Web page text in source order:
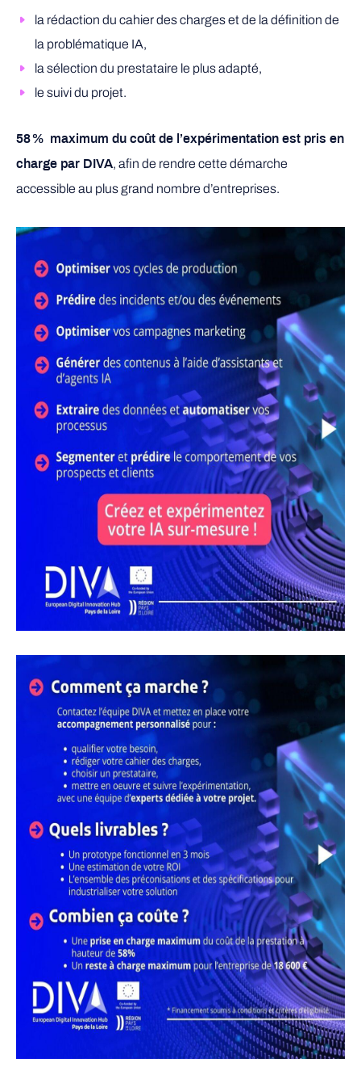
la rédaction du cahier des charges et de la définition de
la problématique IA,
la sélection du prestataire le plus adapté,
le suivi du projet.
58 % maximum du coût de l’expérimentation est pris en
charge par DIVA, afin de rendre cette démarche
accessible au plus grand nombre d’entreprises.